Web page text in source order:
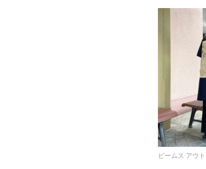
ビームス アウ